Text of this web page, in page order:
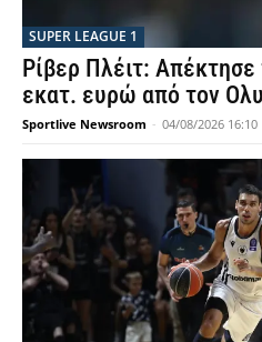
SUPER LEAGUE 1
Ρίβερ Πλέιτ: Απέκτησε
εκατ. ευρώ από τον
Sportlive Newsroom - 04/08/2026 16:10